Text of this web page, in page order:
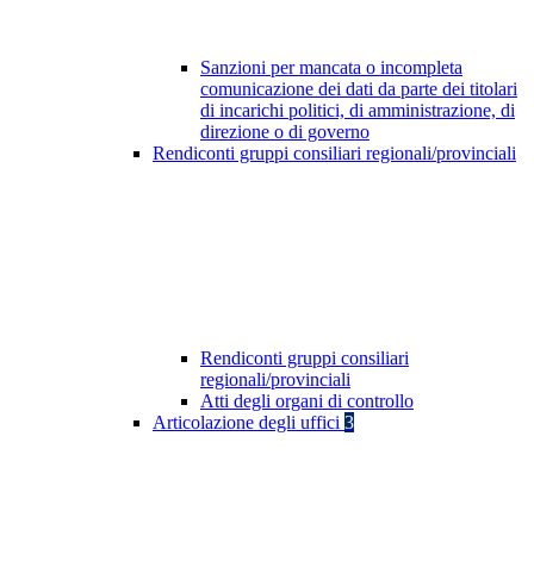
Sanzioni per mancata o incompleta
comunicazione dei dati da parte dei titolari
di incarichi politici, di amministrazione, di
direzione o di governo
Rendiconti gruppi consiliari regionali/provinciali
Rendiconti gruppi consiliari
regionali/provinciali
Atti degli organi di controllo
Articolazione degli uffici 3